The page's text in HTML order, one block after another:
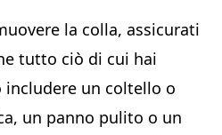
la colla, assicurati
tutto ciò di cui hai
un coltello o
un panno pulito o un